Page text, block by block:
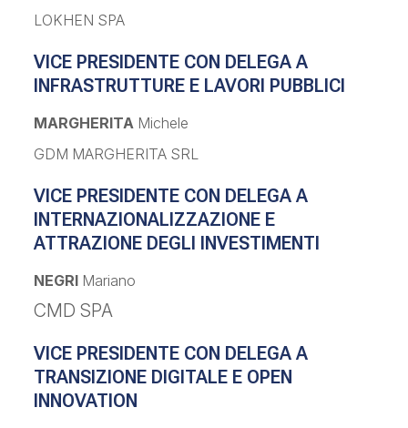
LOKHEN SPA
VICE PRESIDENTE CON DELEGA A
INFRASTRUTTURE E LAVORI PUBBLICI
MARGHERITA Michele
GDM MARGHERITA SRL
VICE PRESIDENTE CON DELEGA A
INTERNAZIONALIZZAZIONE E
ATTRAZIONE DEGLI INVESTIMENTI
NEGRI Mariano
CMD SPA
VICE PRESIDENTE CON DELEGA A
TRANSIZIONE DIGITALE E OPEN
INNOVATION